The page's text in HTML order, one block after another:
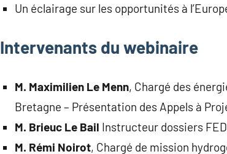
Un éclairage sur les opportunités à
Intervenants du webinaire
M. Maximilien Le Menn, Chargé des
Bretagne – Présentation des Appels à
M. Brieuc Le Bail Instructeur dossiers
M. Rémi Noirot, Chargé de mission